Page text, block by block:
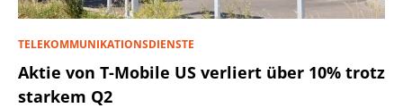
TELEKOMMUNIKATIONSDIENSTE
Aktie von T-Mobile US verliert über 10% trotz
starkem Q2